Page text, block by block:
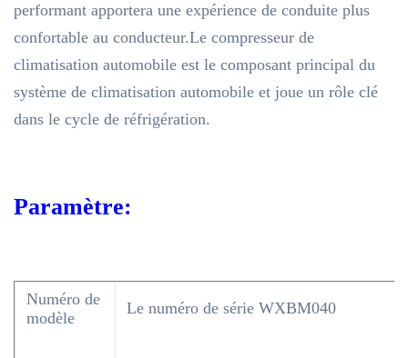
performant apportera une expérience de conduite plus
confortable au conducteur.Le compresseur de
climatisation automobile est le composant principal du
système de climatisation automobile et joue un rôle clé
dans le cycle de réfrigération.
Paramètre:
Numéro de
modèle
Le numéro de série WXBM040